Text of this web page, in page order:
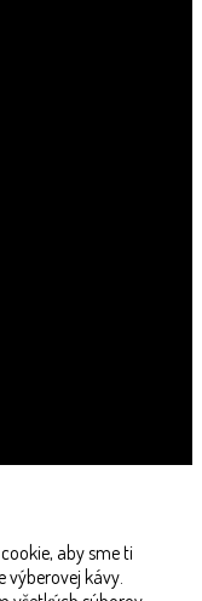
aby sme ti
výberovej kávy.